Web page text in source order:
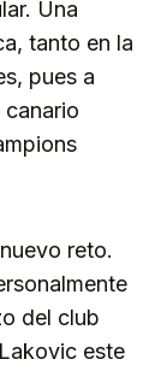
Una
tanto en la
pues a
reto.
del club
este